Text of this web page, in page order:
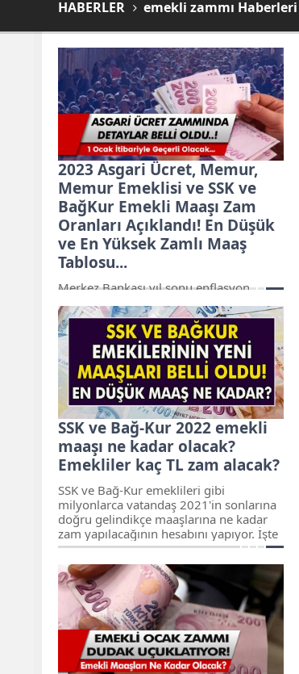
HABERLER emekli zammı Haberleri
2023 Asgari Ücret, Memur,
Memur Emeklisi ve SSK ve
BağKur Emekli Maaşı Zam
Oranları Açıklandı! En Düşük
ve En Yüksek Zamlı Maaş
Tablosu...
Merkez Bankası yıl sonu enflasyon
enflasyon tahmininde 4,8 puanlık bir
artış yapıldı ve 65,2 ya çıkarıldı. bu oran
asgari ücret memur ve emekli
maaşlarına da doğrudan etkileyecek.
Peki en düşük memur, emekli ve asgari
ücret maaşı ne kadar olacak, Asgari
ücret ne kadar artacak?
SSK ve Bağ-Kur 2022 emekli
maaşı ne kadar olacak?
Emekliler kaç TL zam alacak?
SSK ve Bağ-Kur emeklileri gibi
milyonlarca vatandaş 2021'in sonlarına
doğru gelindikçe maaşlarına ne kadar
zam yapılacağının hesabını yapıyor. İşte
SSK ve Bağ-Kur 2022 emekli aylık
zamları ile alakalı ayrıntılar...